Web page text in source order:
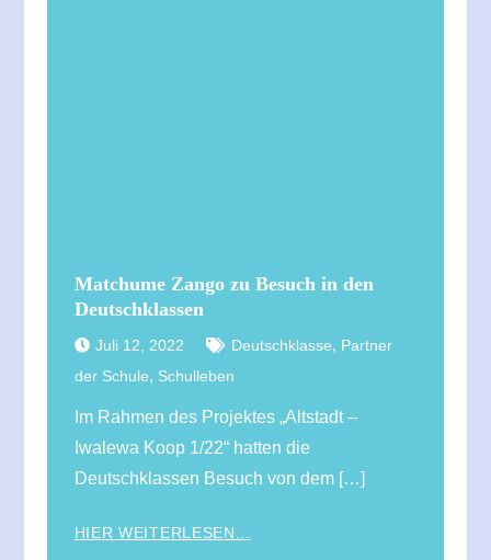
Matchume Zango zu Besuch in den
Deutschklassen
Juli 12, 2022 Deutschklasse, Partner
der Schule, Schulleben
Im Rahmen des Projektes „Altstadt –
Iwalewa Koop 1/22“ hatten die
Deutschklassen Besuch von dem […]
HIER WEITERLESEN...